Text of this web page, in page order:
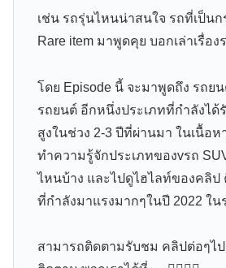
เช่น รถรุ่นไหนน่าสนใจ รถที่เป็น
Rare item มาพูดคุย บอกเล่าเรื่อ
โดย Episode นี้ จะมาพูดถึง รถย
รถยนต์ อีกหนึ่งประเภทที่กำลังได้
สูงในช่วง 2-3 ปีที่ผ่านมา ในเนื้อห
ทำความรู้จักประเภทของvรถ
ไหนบ้าง และไปดูไฮไลท์ของคลิป
ที่กำลังมาแรงมากๆในปี 2022 ใน
สามารถติดตามรับชม คลิปต่อๆไ